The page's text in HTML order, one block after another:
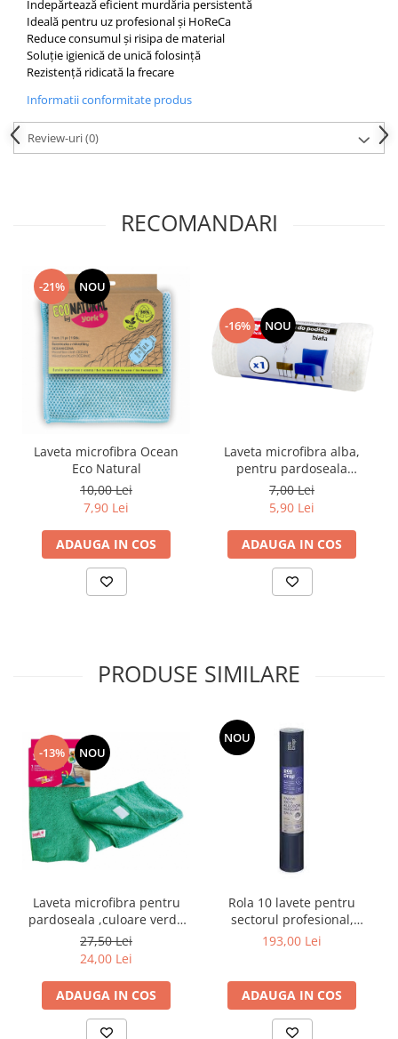
Îndepărtează eficient murdăria persistentă
Ideală pentru uz profesional și HoReCa
Reduce consumul și risipa de material
Soluție igienică de unică folosință
Rezistență ridicată la frecare
Informatii conformitate produs
Review-uri(0)
RECOMANDARI
-21% NOU
Laveta microfibra Ocean
Eco Natural
10,00 Lei
7,90 Lei
ADAUGA IN COS
-16% NOU
Laveta microfibra alba,
pentru pardoseala
,50x58cm
7,00 Lei
5,90 Lei
ADAUGA IN COS
PRODUSE SIMILARE
-13% NOU
Laveta microfibra pentru
pardoseala ,culoare verde
,50x60cm PowerCollect
27,50 Lei
24,00 Lei
ADAUGA IN COS
NOU
Rola 10 lavete pentru
sectorul profesional,
Albastru Petrol 40x64
193,00 Lei
ADAUGA IN COS